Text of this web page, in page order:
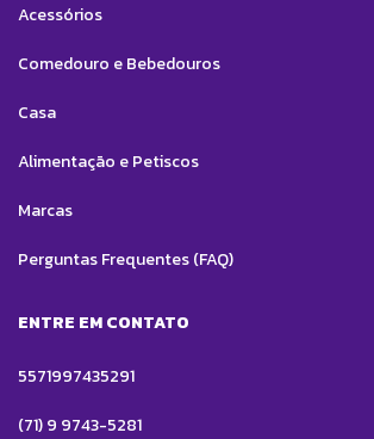
Acessórios
Comedouro e Bebedouros
Casa
Alimentação e Petiscos
Marcas
Perguntas Frequentes (FAQ)
ENTRE EM CONTATO
5571997435291
(71) 9 9743-5281